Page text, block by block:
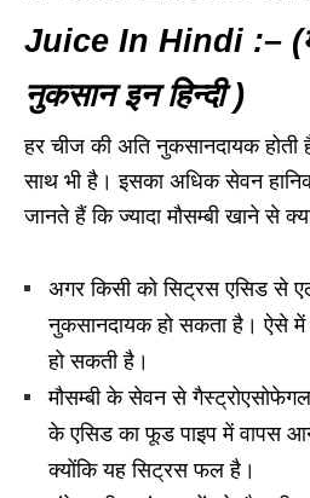
Juice In Hindi :–
नुकसान इन हिन्दी )
हर चीज की अति नुकसानदायक होती
साथ भी है। इसका अधिक सेवन
जानते हैं कि ज्यादा मौसम्बी खाने से
अगर किसी को सिट्रस एसिड से
नुकसानदायक हो सकता है। ऐसे में
हो सकती है।
मौसम्बी के सेवन से
के एसिड का फूड पाइप में वापस
क्योंकि यह सिट्रस फल है।